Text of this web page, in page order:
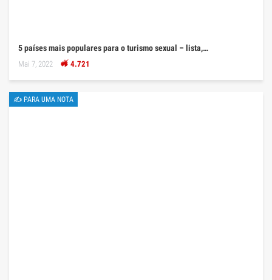
5 países mais populares para o turismo sexual – lista,…
Mai 7, 2022 4.721
✍ PARA UMA NOTA